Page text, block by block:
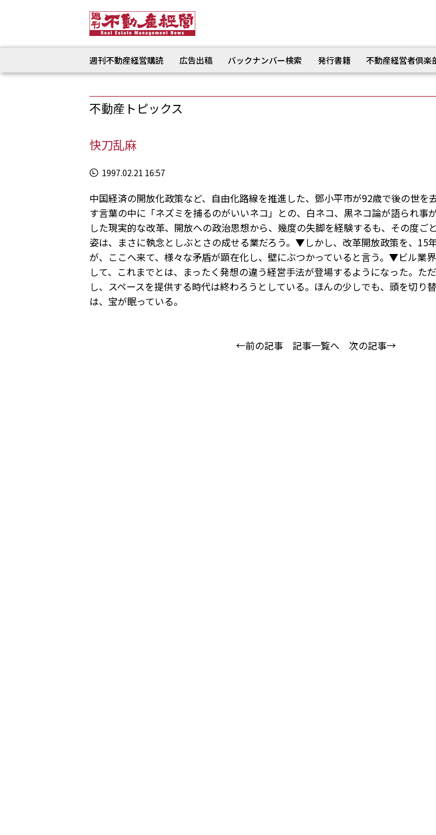
週刊不動産経営購読 広告出稿 バックナンバー検索 発行書籍 不動産経営者倶楽
不動産トピックス
快刀乱麻
1997.02.21 16:57
中国経済の開放化政策など、自由化路線を推進した、鄧小平市が92歳で後の世
す言葉の中に「ネズミを捕るのがいいネコ」との、白ネコ、黒ネコ論が語られ事
した現実的な改革、開放への政治思想から、幾度の失脚を経験するも、その度ご
姿は、まさに執念としぶとさの成せる業だろう。▼しかし、改革開放政策を、15
が、ここへ来て、様々な矛盾が顕在化し、壁にぶつかっていると言う。▼ビル業
して、これまでとは、まったく発想の違う経営手法が登場するようになった。た
し、スペースを提供する時代は終わろうとしている。ほんの少しでも、頭を切り
は、宝が眠っている。
←前の記事 記事一覧へ 次の記事→